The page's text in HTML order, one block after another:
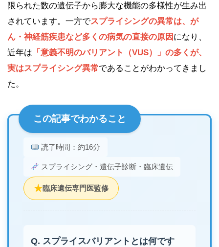
限られた数の遺伝子から膨大な機能の多様性が生み出
されています。一方でスプライシングの異常は、が
ん・神経筋疾患など多くの病気の直接の原因 になり、
近年は 「意義不明のバリアント（VUS）」の多くが、
実はスプライシング異常であることがわかってきまし
た。
この記事でわかること
読了時間：約16分
スプライシング・遺伝子診断・臨床遺伝
★臨床遺伝専門医監修
Q. スプライスバリアントとは何です